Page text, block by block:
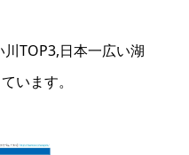
TOP3,日本一広い湖
います。